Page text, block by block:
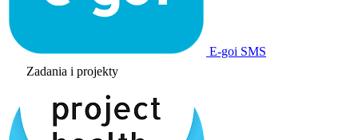
E-goi SMS
Zadania i projekty